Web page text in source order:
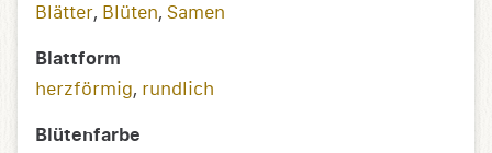
Blätter, Blüten, Samen
Blattform
herzförmig, rundlich
Blütenfarbe